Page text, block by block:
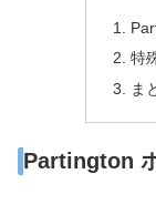
特
ま
Partington